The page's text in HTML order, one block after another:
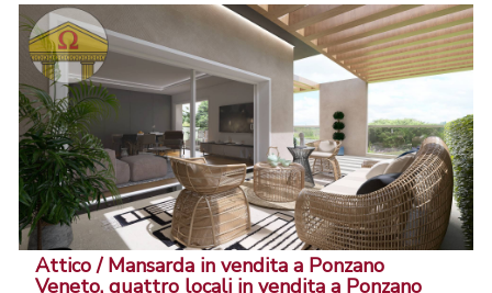
Attico / Mansarda in vendita a Ponzano
Veneto, quattro locali in vendita a Ponzano